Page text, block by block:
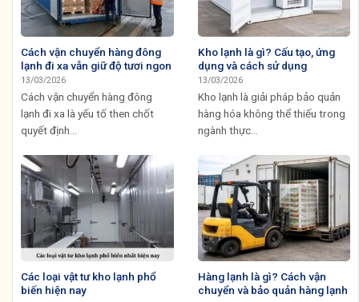
Cách vận chuyển hàng đông
lạnh đi xa vẫn giữ độ tươi ngon
13/03/2026
Cách vận chuyển hàng đông
lạnh đi xa là yếu tố then chốt
quyết định...
Kho lạnh là gì? Cấu tạo, ứng
dụng và cách sử dụng
13/03/2026
Kho lạnh là giải pháp bảo quản
hàng hóa không thể thiếu trong
ngành thực...
Các loại vật tư kho lạnh phổ
biến hiện nay
Hàng lạnh là gì? Cách vận
chuyển và bảo quản hàng lạnh